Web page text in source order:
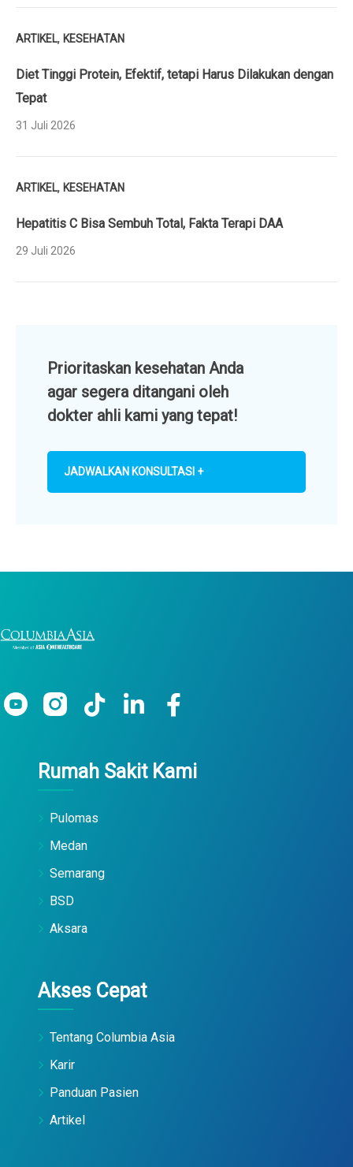
ARTIKEL, KESEHATAN
Diet Tinggi Protein, Efektif, tetapi Harus Dilakukan dengan
Tepat
31 Juli 2026
ARTIKEL, KESEHATAN
Hepatitis C Bisa Sembuh Total, Fakta Terapi DAA
29 Juli 2026
Prioritaskan kesehatan Anda
agar segera ditangani oleh
dokter ahli kami yang tepat!
JADWALKAN KONSULTASI +
Rumah Sakit Kami
Pulomas
Medan
Semarang
BSD
Aksara
Akses Cepat
Tentang Columbia Asia
Karir
Panduan Pasien
Artikel